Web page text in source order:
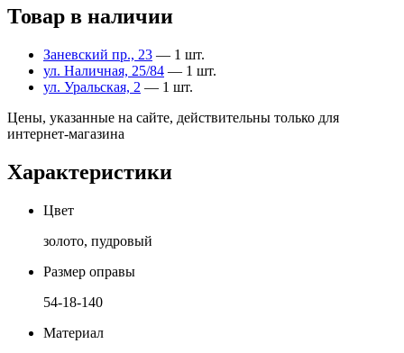
Товар в наличии
Заневский пр., 23 — 1 шт.
ул. Наличная, 25/84 — 1 шт.
ул. Уральская, 2 — 1 шт.
Цены, указанные на сайте, действительны только для
интернет-магазина
Характеристики
Цвет
золото, пудровый
Размер оправы
54-18-140
Материал